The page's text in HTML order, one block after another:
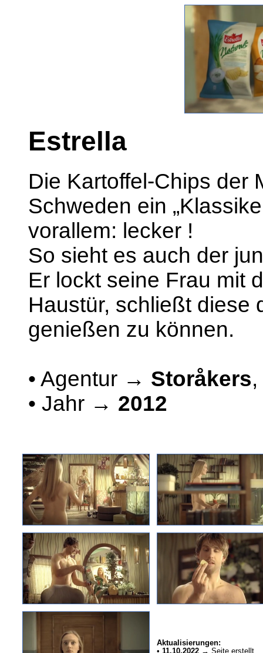
Estrella
Die Kartoffel-Chips der
Schweden ein
vorallem: lecker !
So sieht es auch der
Er lockt seine Frau mit
Haustür, schließt diese
genießen zu können.
• Agentur → Storåkers
• Jahr → 2012
Aktualisierungen:
• 11.10.2022 → Seite erstellt